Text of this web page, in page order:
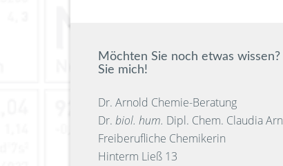
Möchten Sie noch etwas wissen?
Sie mich!
Dr. Arnold Chemie-Beratung
Dr. biol. hum. Dipl. Chem. Claudia
Freiberufliche Chemikerin
Hinterm Ließ 13